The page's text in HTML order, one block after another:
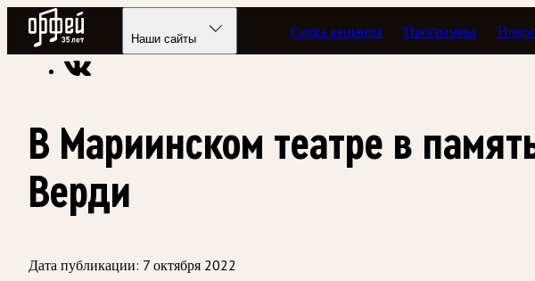
Радио Орфей
Наши сайты Сетка вещания Программы
Радио классической музыки «Орфей» Новости
В Мариинском театре в
Верди
Дата публикации: 7 октября 2022